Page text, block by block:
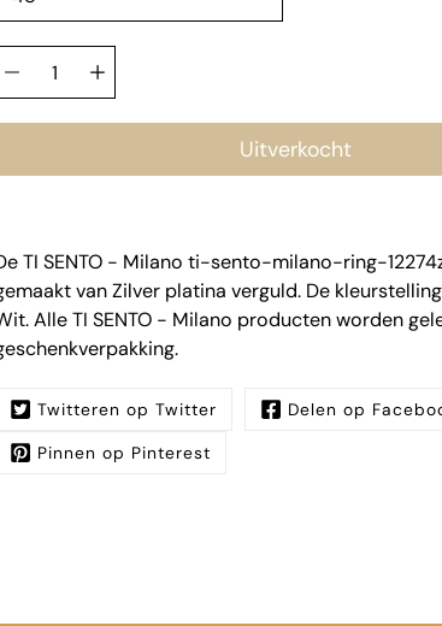
selector
Uitverkocht
TI SENTO - Milano ti-sento-milano-ring-
van Zilver platina verguld. De
Alle TI SENTO - Milano producten worden
Twitteren op Twitter
Delen op
Pinnen op Pinterest